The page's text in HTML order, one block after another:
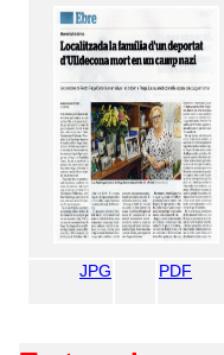
JPG PDF